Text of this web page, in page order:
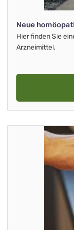
Neue
Hier finden Sie
Arzneimittel.